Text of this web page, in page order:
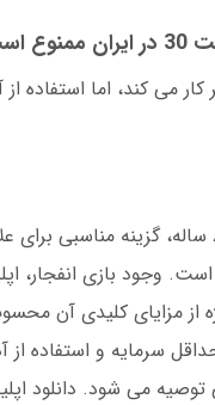
کار می کند، اما استفاده
بت 30 با سابقه ۸ ساله، گزینه مناسبی
وجود بازی انفجار،
از مزایای کلیدی آن
سرمایه و استفاده